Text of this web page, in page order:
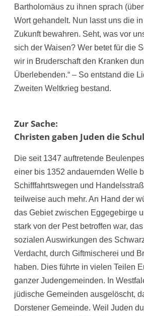
Bartholomäus zu ihnen sprach
Wort gehandelt. Nun lasst uns die
Zukunft bewahren. Seht, was vor
sich der Waisen? Wer betet für die
wir in Bruderschaft den Kranken
Überlebenden.“ – So entstand die
Zweiten Weltkrieg bestand.
Zur Sache:
Christen gaben Juden die
Die seit 1347 auftretende
einer bis 1352 andauernden Welle
Schifffahrtswegen und
teilweise auch mehr. An Hand der
das Gebiet zwischen Eggegebirge
stark von der Pest betroffen war,
sozialen Auswirkungen des
Verdacht, durch Giftmischerei und
haben. Dies führte in vielen Teilen
ganzer Judengemeinden. In
jüdische Gemeinden ausgelöscht,
Dorstener Gemeinde. Weil Juden